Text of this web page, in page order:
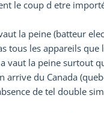
le coup d etre
la peine (batteur
tous les appareils
vaut la peine surtout
du Canada
de tel double sim